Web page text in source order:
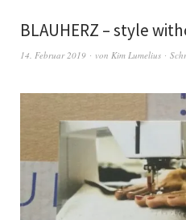
BLAUHERZ – style
14. Februar 2019 von Kim Lumelius